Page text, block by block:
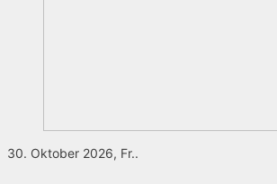
30. Oktober 2026, Fr..